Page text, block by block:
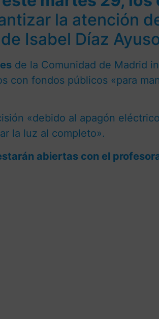
la atención
Isabel Díaz
de la Comunidad de Madrid
con fondos públicos «para
«debido al apagón
la luz al completo».
abiertas con el